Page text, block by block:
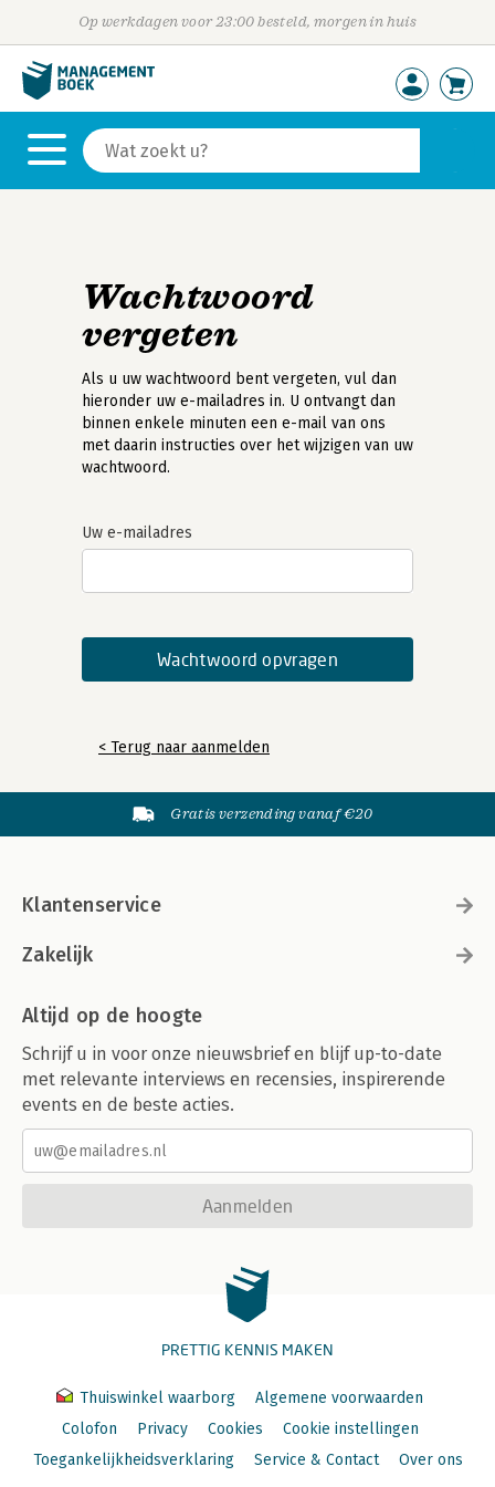
Op werkdagen voor 23:00 besteld, morgen in huis
Wachtwoord
vergeten
Als u uw wachtwoord bent vergeten, vul dan
hieronder uw e-mailadres in. U ontvangt dan
binnen enkele minuten een e-mail van ons
met daarin instructies over het wijzigen van uw
wachtwoord.
Uw e-mailadres
< Terug naar aanmelden
Gratis verzending vanaf €20
Klantenservice
Zakelijk
Altijd op de hoogte
Schrijf u in voor onze nieuwsbrief en blijf up-to-date
met relevante interviews en recensies, inspirerende
events en de beste acties.
Aanmelden
PRETTIG KENNIS MAKEN
Thuiswinkel waarborg
Algemene voorwaarden
Colofon
Privacy Cookies
Cookie instellingen
Toegankelijkheidsverklaring
Service & Contact Over ons